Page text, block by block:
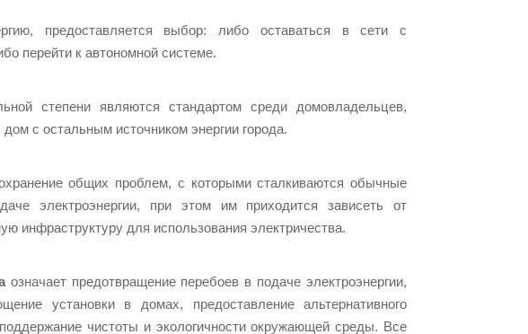
предоставляется выбор: либо оставаться в сети с
перейти к автономной системе.
степени являются стандартом среди домовладельцев,
с остальным источником энергии города.
общих проблем, с которыми сталкиваются обычные
электроэнергии, при этом им приходится зависеть от
инфраструктуру для использования электричества.
означает предотвращение перебоев в подаче электроэнергии,
установки в домах, предоставление альтернативного
чистоты и экологичности окружающей среды. Все